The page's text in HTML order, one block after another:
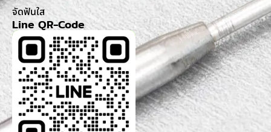
จัดฟันใส
Line QR-Code